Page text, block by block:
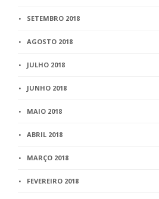
SETEMBRO 2018
AGOSTO 2018
JULHO 2018
JUNHO 2018
MAIO 2018
ABRIL 2018
MARÇO 2018
FEVEREIRO 2018